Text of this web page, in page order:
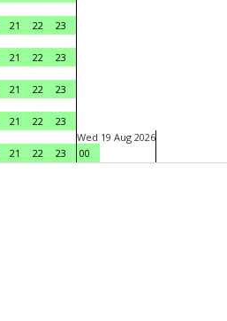
21 22
23
21 22
23
21 22
23
21 22
23
21 22 23
Wed 19 Aug 2026
00